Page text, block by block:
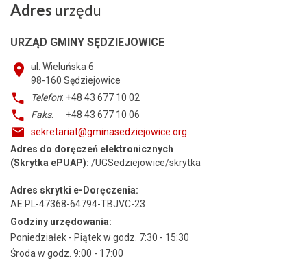
Adres urzędu
URZĄD GMINY SĘDZIEJOWICE
ul. Wieluńska 6
98-160 Sędziejowice
Telefon: +48 43 677 10 02
Faks: +48 43 677 10 06
sekretariat@gminasedziejowice.org
Adres do doręczeń elektronicznych
(Skrytka ePUAP): /UGSedziejowice/skrytka
Adres skrytki e-Doręczenia:
AE:PL-47368-64794-TBJVC-23
Godziny urzędowania:
Poniedziałek - Piątek w godz. 7:30 - 15:30
Środa w godz. 9:00 - 17:00